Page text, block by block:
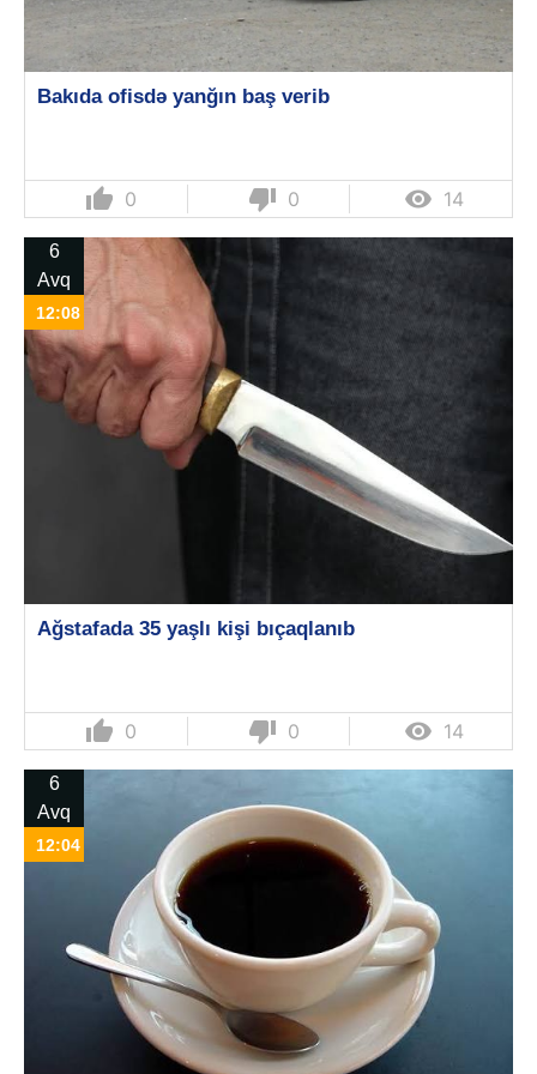
Bakıda ofisdə yanğın baş verib
thumb_up 0 thumb_down 0  14
6
Avq
12:08
Ağstafada 35 yaşlı kişi bıçaqlanıb
thumb_up 0 thumb_down 0  14
6
Avq
12:04